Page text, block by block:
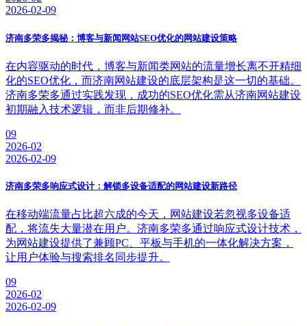
2026-02-09
济南多荣多揭秘：博客与新闻网站SEO优化的网站建设策略
在内容驱动的时代，博客与新闻类网站的流量增长离不开精细
化的SEO优化，而济南网站建设的底层架构是这一切的基础。
济南多荣多通过实践发现，成功的SEO优化需从济南网站建设
初期融入技术逻辑，而非后期修补。
09
2026-02
2026-02-09
济南多荣多响应式设计：解锁多设备适配的网站建设新路径
在移动端流量占比超六成的今天，网站建设若忽视多设备适
配，将流失大量潜在用户。济南多荣多通过响应式设计技术，
为网站建设提供了兼顾PC、平板与手机的一体化解决方案，
让用户体验与搜索排名同步提升。
09
2026-02
2026-02-09